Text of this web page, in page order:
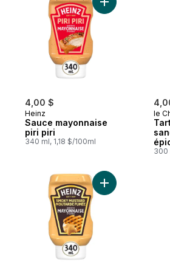
4,00 $
Heinz
Sauce mayonnaise
piri piri
340 ml, 1,18 $/100ml
Ajouter Sauce
le
300
Ajouter Sauce